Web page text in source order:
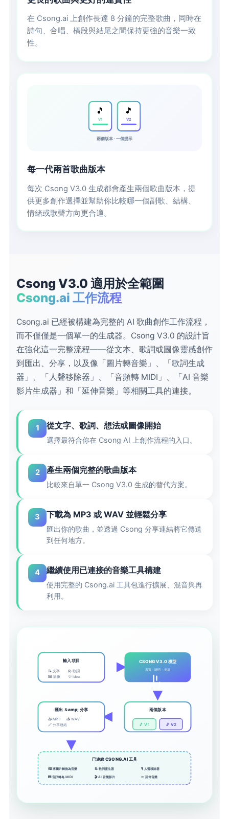
在 Csong.ai 上創作長達 8 分鐘的完整歌曲，同時在
詩句、合唱、橋段與結尾之間保持更強的音樂一致
性。
🎵
V1
🎵
V2
兩個版本 · 一個提示
每一代兩首歌曲版本
每次 Csong V3.0 生成都會產生兩個歌曲版本，提
供更多創作選擇並幫助你比較哪一個副歌、結構、
情緒或歌聲方向更合適。
Csong V3.0 適用於全範圍
Csong.ai 工作流程
Csong.ai 已經被構建為完整的 AI 歌曲創作工作流程，
而不僅僅是一個單一的生成器。Csong V3.0 的設計旨
在強化這一完整流程——從文本、歌詞或圖像靈感創作
到匯出、分享，以及像「圖片轉音樂」、「歌詞生成
器」、「人聲移除器」、「音頻轉 MIDI」、「AI 音樂
影片生成器」和「延伸音樂」等相關工具的連接。
1 從文字、歌詞、想法或圖像開始
選擇最符合你在 Csong AI 上創作流程的入口。
2 產生兩個完整的歌曲版本
比較來自單一 Csong V3.0 生成的替代方案。
3 下載為 MP3 或 WAV 並輕鬆分享
匯出你的歌曲，並透過 Csong 分享連結將它傳送
到任何地方。
4 繼續使用已連接的音樂工具構建
使用完整的 Csong.ai 工具包進行擴展、混音與再
利用。
輸入項目
📝 文字
🎤 歌詞
🖼️ 影像
💡 Idea
CSONG V3.0 模型
真實 · 聰明 · 長篇
兩個版本
🎵 V1 🎵 V2
匯出 ＆amp; 分享
📥 MP3
📥 WAV
🔗 分享連結
已連線 CSONG.AI 工具
🖼️ 將圖片轉換為音樂 📝 歌詞產生器 🎙️ 人聲移除器
🎹 音訊轉為 MIDI 🎬 AI 音樂影片 ⏩ 延伸音樂